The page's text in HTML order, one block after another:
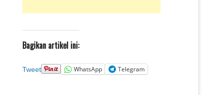
Bagikan artikel ini:
Tweet WhatsApp Telegram